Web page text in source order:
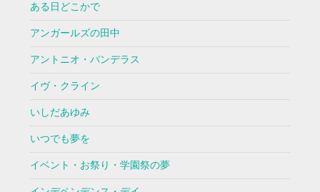
ある日どこかで
アンガールズの田中
アントニオ・バンデラス
イヴ・クライン
いしだあゆみ
いつでも夢を
イベント・お祭り・学園祭の夢